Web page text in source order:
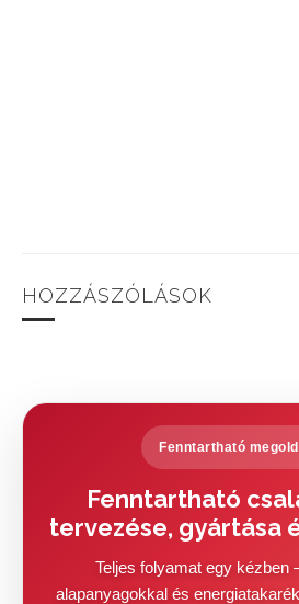
HOZZÁSZÓLÁSOK
Fenntartható
Fenntartható
tervezése, gyártása
Teljes folyamat egy kézben
alapanyagokkal és